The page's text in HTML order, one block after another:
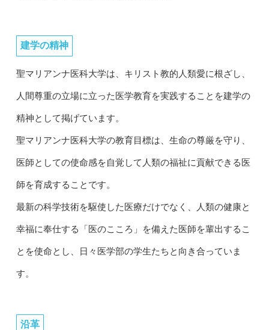
建学の精神
聖マリアンナ医科大学は、キリスト教的人類愛に根ざし、
人間尊重の立場に立った医学教育を実践することを建学の
精神として掲げています。
聖マリアンナ医科大学の教育目標は、生命の尊厳を守り、
医師としての使命感を自覚して人類の福祉に貢献できる医
師を育成することです。
最新の科学技術を駆使した医療だけでなく、人類の健康と
幸福に奉仕する「医のこころ」を備えた医師を輩出するこ
とを使命とし、日々医学部の学生たちと向き合っていま
す。
沿革